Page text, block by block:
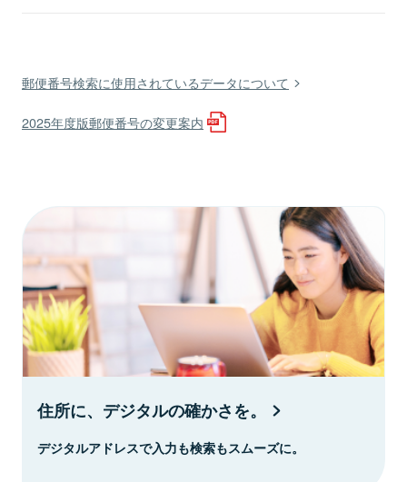
郵便番号検索に使用されているデータについて
2025年度版郵便番号の変更案内
住所に、デジタルの確かさを。
デジタルアドレスで入力も検索もスムーズに。